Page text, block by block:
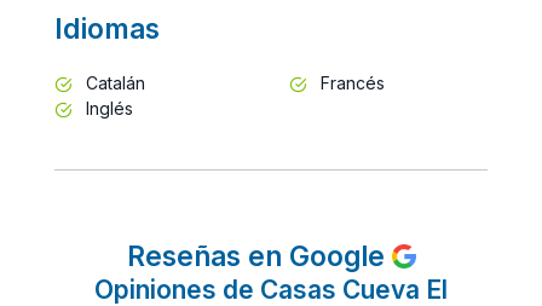
Idiomas
Catalán
Francés
Inglés
Reseñas en Google
Opiniones de Casas Cueva El